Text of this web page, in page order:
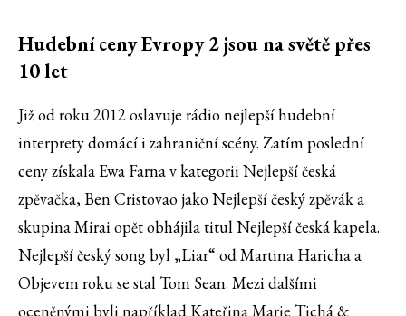
Hudební ceny Evropy 2 jsou na světě přes
10 let
Již od roku 2012 oslavuje rádio nejlepší hudební
interprety domácí i zahraniční scény. Zatím poslední
ceny získala Ewa Farna v kategorii Nejlepší česká
zpěvačka, Ben Cristovao jako Nejlepší český zpěvák a
skupina Mirai opět obhájila titul Nejlepší česká kapela.
Nejlepší český song byl „Liar“ od Martina Haricha a
Objevem roku se stal Tom Sean. Mezi dalšími
oceněnými byli například Kateřina Marie Tichá &